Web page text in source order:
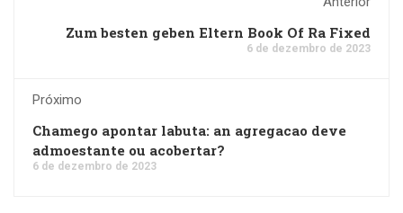
Zum besten geben Eltern Book Of Ra Fixed
6 de dezembro de 2023
Próximo
Chamego apontar labuta: an agregacao deve
admoestante ou acobertar?
6 de dezembro de 2023